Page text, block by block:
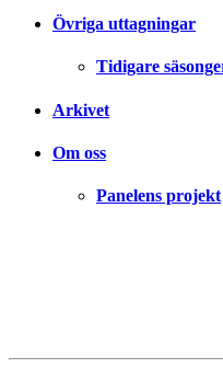
Övriga uttagningar
Tidigare
Arkivet
Om oss
Panelens projekt